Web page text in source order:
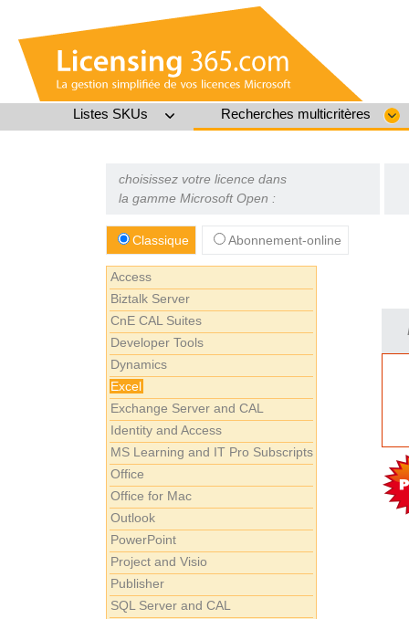
Listes SKUs Recherches multicritères
choisissez votre licence dans
la gamme Microsoft Open :
Classique Abonnement-online
Access
Biztalk Server
CnE CAL Suites
Developer Tools
Dynamics
Excel
Exchange Server and CAL
Identity and Access
MS Learning and IT Pro Subscripts
Office
Office for Mac
Outlook
PowerPoint
Project and Visio
Publisher
SQL Server and CAL